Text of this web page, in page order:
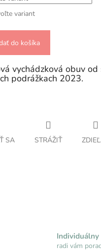
variant
do košíka
vychádzková obuv
podrážkach 2023.
SA STRÁŽIŤ
radi vám